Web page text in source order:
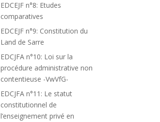
EDCEJF n°8: Etudes
comparatives
EDCEJF n°9: Constitution du
Land de Sarre
EDCJFA n°10: Loi sur la
procédure administrative non
contentieuse -VwVfG-
EDCJFA n°11: Le statut
constitutionnel de
l’enseignement privé en